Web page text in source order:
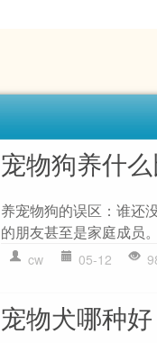
宠物狗养什
养宠物狗的误区：谁还
的朋友甚至是家庭成员
cw 05-12
宠物犬哪种好